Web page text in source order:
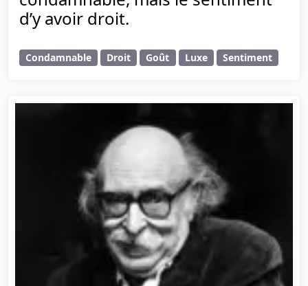
d’y avoir droit.
Condamnable Droit Goût Luxe Sentiment